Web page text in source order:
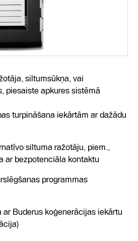
siltumsūkņa, vai
piesaiste apkures sistēmā
turpināšana iekārtām ar dažādu
siltuma ražotāju, piem.,
ar bezpotenciāla kontaktu
programmas
Buderus koģenerācijas iekārtu